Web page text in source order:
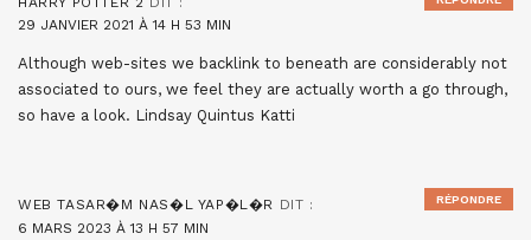
29 JANVIER 2021 À 14 H 53 MIN
Although web-sites we backlink to beneath are considerably not
associated to ours, we feel they are actually worth a go through,
so have a look. Lindsay Quintus Katti
WEB TASAR�M NAS�L YAP�L�R DIT :
6 MARS 2023 À 13 H 57 MIN
RÉPONDRE